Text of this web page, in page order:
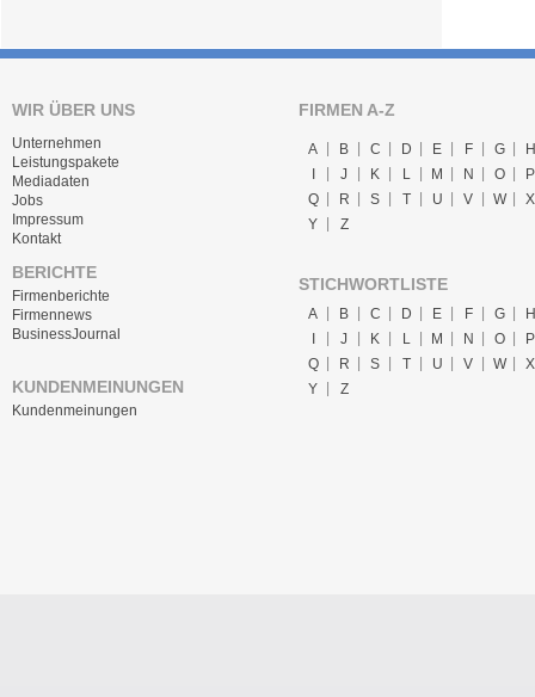
WIR ÜBER UNS
Unternehmen
Leistungspakete
Mediadaten
Jobs
Impressum
Kontakt
BERICHTE
Firmenberichte
Firmennews
BusinessJournal
KUNDENMEINUNGEN
Kundenmeinungen
FIRMEN A-Z
A B C D E F G
H
J K L M N O
P
Q
R S T U V W
X
Y
Z
STICHWORTLISTE
A B C D E F G
H
J K L M N O
P
Q
R S T U V W
X
Y
Z